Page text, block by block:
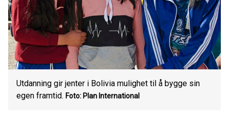
Utdanning gir jenter i Bolivia mulighet til å bygge sin
egen framtid. Foto: Plan International